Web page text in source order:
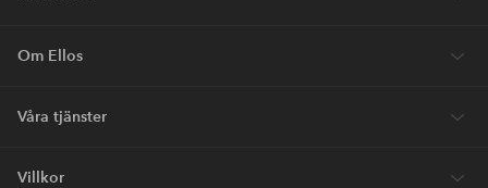
Om Ellos
Våra tjänster
Villkor